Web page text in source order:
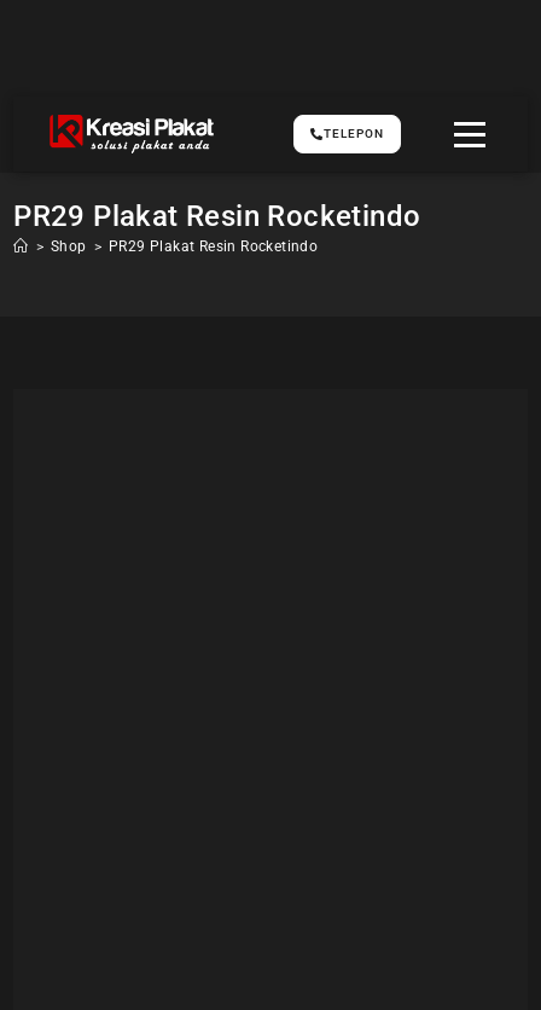
TELEPON
PR29 Plakat Resin Rocketindo
> Shop > PR29 Plakat Resin Rocketindo